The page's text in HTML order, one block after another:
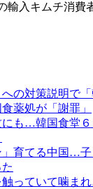
輸入キムチ消費
への対策説明で
薬処が「謝罪」
にも…韓国食堂
」育てる中国…
っていて噛ま